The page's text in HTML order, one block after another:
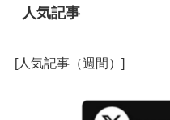
人気記事
[人気記事（週間）]